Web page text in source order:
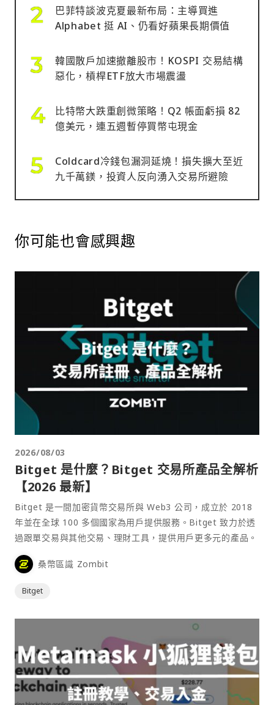
巴菲特談波克夏最新布局：主導買進
Alphabet 挺 AI、仍看好蘋果長期價值
韓國散戶加速撤離股市！KOSPI 交易結構
惡化，槓桿ETF放大市場震盪
比特幣大跌重創微策略！Q2 帳面虧損 82
億美元，連五週暫停買幣屯現金
Coldcard冷錢包漏洞延燒！損失擴大至近
九千萬鎂，投資人反向湧入交易所避險
你可能也會感興趣
2026/08/03
Bitget 是什麼？Bitget 交易所產品全解析
【2026 最新】
Bitget 是一間加密貨幣交易所與 Web3 公司，成立於 2018
年並在全球 100 多個國家為用戶提供服務。Bitget 致力於透
過跟單交易與其他交易、理財工具，提供用戶更多元的產品。
桑幣區識 Zombit
Bitget